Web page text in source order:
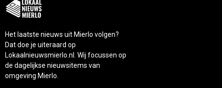
Het laatste nieuws uit Mierlo volgen?
Dat doe je uiteraard op
Lokaalnieuwsmierlo.nl. Wij focussen op
de dagelijkse nieuwsitems van
omgeving Mierlo.